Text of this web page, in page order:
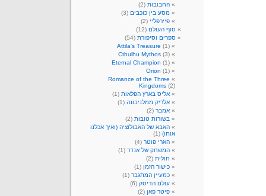
החבובות (2)
מסע בין כוכבים (3)
פיירפליי (2)
סוף העולם (12)
ספרים וסיפורת (54)
Attila's Treasure (1)
Cthulhu Mythos (3)
Eternal Champion (1)
Orion (1)
Romance of the Three
Kingdoms (2)
אליס בארץ הפלאות (1)
אלריק ממלניבונה (1)
אמבר (2)
בשורות טובות (2)
האבא של האבולוציה (ואיך אכלנו
אותו) (1)
הארי פוטר (4)
המשחק של אנדר (1)
חולית (2)
כישור הזמן (1)
כמעיין המתגבר (1)
עולם הדיסק (6)
פיטר פאן (2)